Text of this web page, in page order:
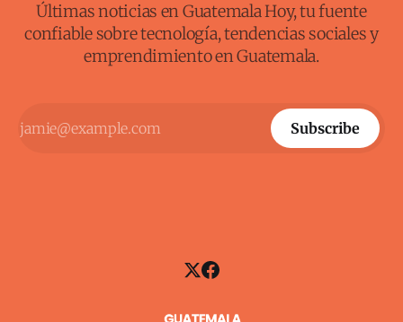
Últimas noticias en Guatemala Hoy, tu fuente
confiable sobre tecnología, tendencias sociales y
emprendimiento en Guatemala.
Subscribe